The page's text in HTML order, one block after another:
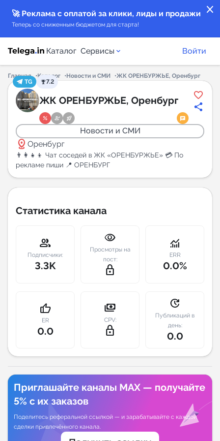
close
🚀 Реклама с оплатой за клики, лиды и продажи
Теперь со сниженным бюджетом для старта!
Каталог Сервисы
Каталог каналов
Каталог ботов
Горящие предложения
Индекс читаемости каналов в Telegram
New
New
Индивидуальное сопровождение
Аналитика Telegram
Войти
Главная Каталог Новости и СМИ
ЖК ОРЕНБУРЖЬЕ, Оренбург
TG
7.2
ЖК ОРЕНБУРЖЬЕ, Оренбург
Новости и СМИ
distance Оренбург
👨‍👩‍👧‍👦 Чат соседей в ЖК «ОРЕНБУРЖЬЕ» 💳 По
рекламе пиши 📍 ОРЕНБУРГ
Статистика канала
group
Подписчики:
3.3K
visibility
Просмотры на
пост:
lock_outline
monitoring
ERR
0.0%
thumb_up
ER
0.0
payments
CPV:
lock_outline
update
Публикаций в
день:
0.0
Приглашайте каналы MAX — получайте
5% с их заказов
Поделитесь реферальной ссылкой — и зарабатывайте с каждой
сделки привлечённого канала.